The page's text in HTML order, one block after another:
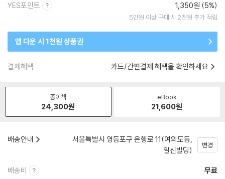
YES포인트 1,350원 (5%)
5만원 이상 구매 시 2천원 추가 적립
앱 다운 시 1천원 상품권
결제혜택 카드/간편결제 혜택을 확인하세요
종이책
24,300원
eBook
21,600원
배송안내
서울특별시 영등포구 은행로 11(여의도동,
일신빌딩)
변경
배송비 무료